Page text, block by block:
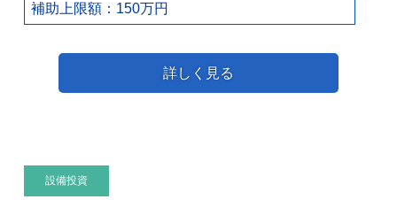
補助上限額：150万円
詳しく見る
設備投資